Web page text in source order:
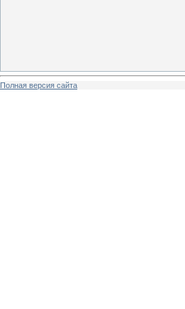
Полная версия сайта